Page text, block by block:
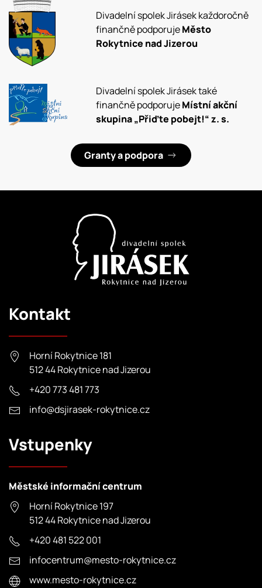
Divadelní spolek Jirásek každoročně
finančně podporujeMěsto
Rokytnice nad Jizerou
Divadelní spolek Jirásek také
finančně podporujeMístní akční
skupina „Přiďte pobejt!“ z. s.
Granty a podpora
Kontakt
Horní Rokytnice 181
512 44 Rokytnice nad Jizerou
+420 773 481 773
info@dsjirasek-rokytnice.cz
Vstupenky
Městské informační centrum
Horní Rokytnice 197
512 44 Rokytnice nad Jizerou
+420 481 522 001
infocentrum@mesto-rokytnice.cz
www.mesto-rokytnice.cz